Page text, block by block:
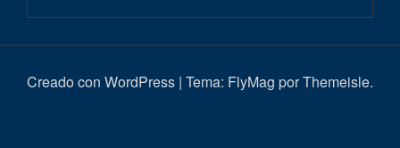
Creado con WordPress | Tema: FlyMag por Themeisle.